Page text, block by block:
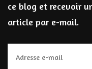
ce blog et recevoir
article par e-mail.
e-